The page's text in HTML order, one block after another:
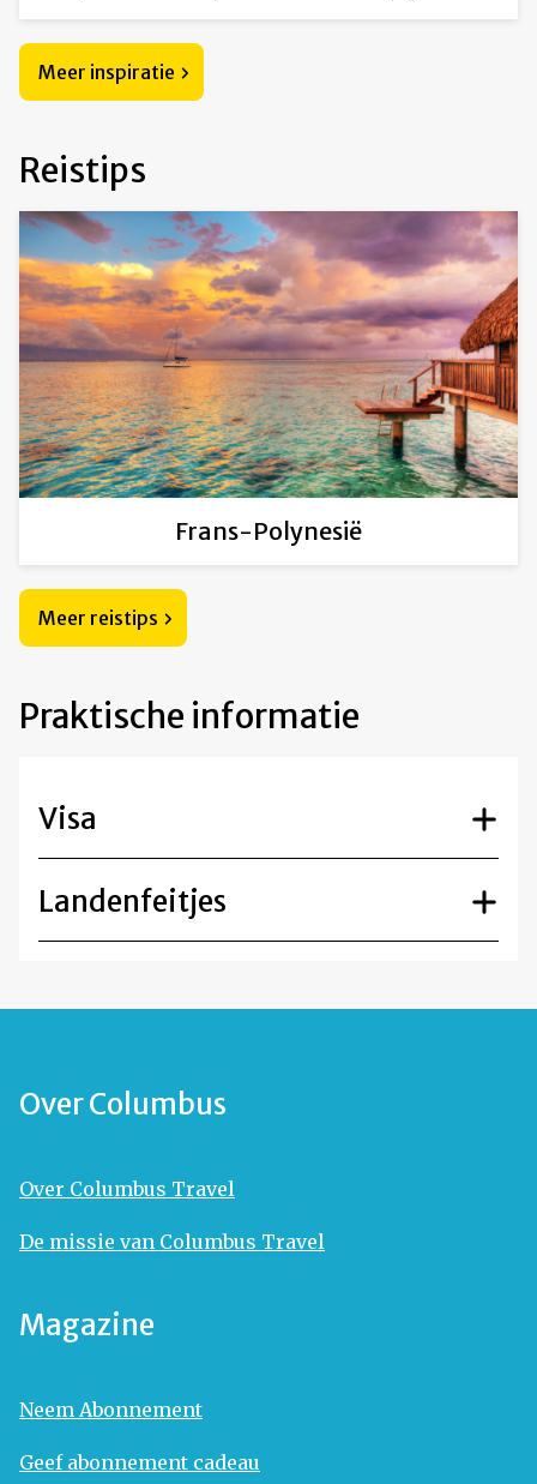
Meer inspiratie
Reistips
Frans-Polynesië
Meer reistips
Praktische informatie
Visa
Landenfeitjes
Over Columbus
Over Columbus Travel
De missie van Columbus Travel
Magazine
Neem Abonnement
Geef abonnement cadeau